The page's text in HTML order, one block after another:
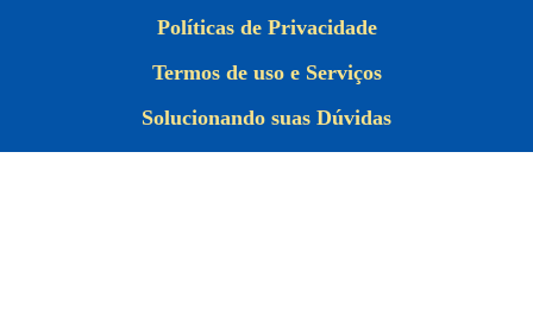
Políticas de Privacidade
Termos de uso e Serviços
Solucionando suas Dúvidas